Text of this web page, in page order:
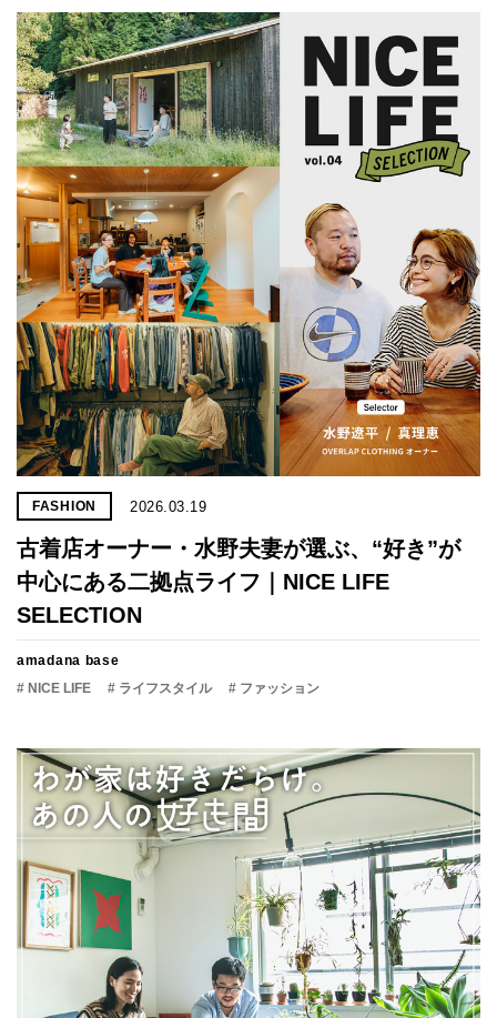
FASHION 2026.03.19
古着店オーナー・水野夫妻が選ぶ、“好き”が
中心にある二拠点ライフ｜NICE LIFE
SELECTION
amadana base
# NICE LIFE
# ライフスタイル # ファッション